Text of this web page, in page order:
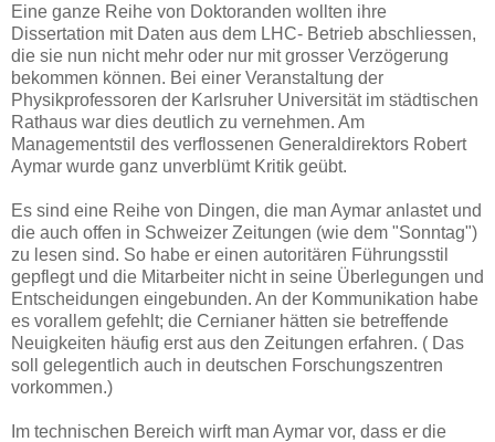
Eine ganze Reihe von Doktoranden wollten ihre
Dissertation mit Daten aus dem LHC- Betrieb abschliessen,
die sie nun nicht mehr oder nur mit grosser Verzögerung
bekommen können. Bei einer Veranstaltung der
Physikprofessoren der Karlsruher Universität im städtischen
Rathaus war dies deutlich zu vernehmen. Am
Managementstil des verflossenen Generaldirektors Robert
Aymar wurde ganz unverblümt Kritik geübt.
Es sind eine Reihe von Dingen, die man Aymar anlastet und
die auch offen in Schweizer Zeitungen (wie dem "Sonntag")
zu lesen sind. So habe er einen autoritären Führungsstil
gepflegt und die Mitarbeiter nicht in seine Überlegungen und
Entscheidungen eingebunden. An der Kommunikation habe
es vorallem gefehlt; die Cernianer hätten sie betreffende
Neuigkeiten häufig erst aus den Zeitungen erfahren. ( Das
soll gelegentlich auch in deutschen Forschungszentren
vorkommen.)
Im technischen Bereich wirft man Aymar vor, dass er die